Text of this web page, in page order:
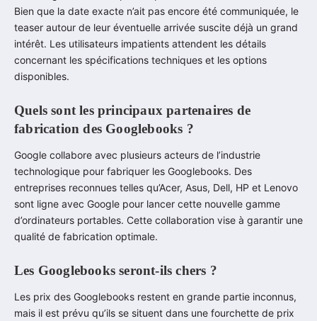
Bien que la date exacte n’ait pas encore été communiquée, le
teaser autour de leur éventuelle arrivée suscite déjà un grand
intérêt. Les utilisateurs impatients attendent les détails
concernant les spécifications techniques et les options
disponibles.
Quels sont les principaux partenaires de
fabrication des Googlebooks ?
Google collabore avec plusieurs acteurs de l’industrie
technologique pour fabriquer les Googlebooks. Des
entreprises reconnues telles qu’Acer, Asus, Dell, HP et Lenovo
sont ligne avec Google pour lancer cette nouvelle gamme
d’ordinateurs portables. Cette collaboration vise à garantir une
qualité de fabrication optimale.
Les Googlebooks seront-ils chers ?
Les prix des Googlebooks restent en grande partie inconnus,
mais il est prévu qu’ils se situent dans une fourchette de prix